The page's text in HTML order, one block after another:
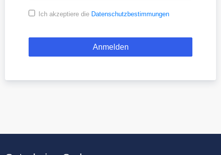
Ich akzeptiere die Datenschutzbestimmungen